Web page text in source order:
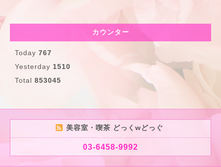
カウンター
Today 767
Yesterday 1510
Total 853045
美容室・喫茶 どっくwどっぐ
03-6458-9992